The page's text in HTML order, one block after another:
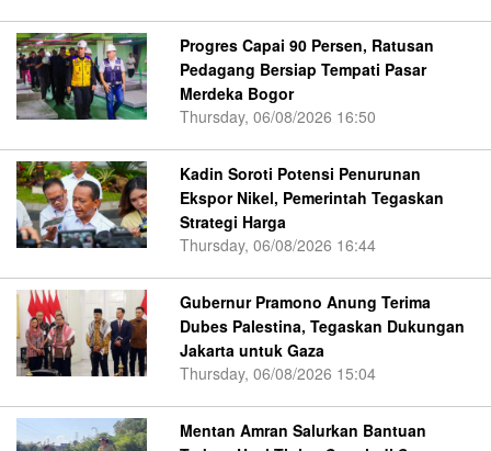
Progres Capai 90 Persen, Ratusan
Pedagang Bersiap Tempati Pasar
Merdeka Bogor
Thursday, 06/08/2026 16:50
Kadin Soroti Potensi Penurunan
Ekspor Nikel, Pemerintah Tegaskan
Strategi Harga
Thursday, 06/08/2026 16:44
Gubernur Pramono Anung Terima
Dubes Palestina, Tegaskan Dukungan
Jakarta untuk Gaza
Thursday, 06/08/2026 15:04
Mentan Amran Salurkan Bantuan